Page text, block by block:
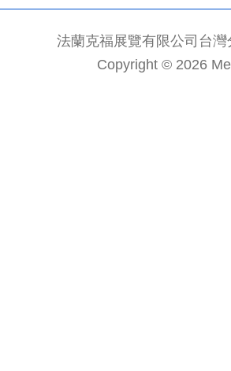
法蘭克福展覽有限公司台
Copyright © 2026